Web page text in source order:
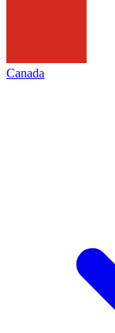
Canada